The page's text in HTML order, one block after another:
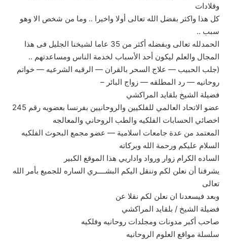
وقلادات
كل هذا واكثر بفضل الله تعالى أولا واخيرا .. وما من شخص الا وهو
سبب ..
الحمدلله تعالى وبفضله أكثر من 35 عاما لشيخنا الجليل فى هذا
المجال والعلم ليكون أحد الأسباب لخدمة الناس ومساعدتهم ..
(جلب الحبيب — علاج السحر بالقران — الرقيه الشرعيه — خواتم
روحانيه — رد المطلقه — زواج البائر –
فضيلة الشيخ بلقايد المراكشي
عضو الاتحاد العالمي للفلكيين والروحانيين بفرنسا بعضويه رقم 245
اخصائي الحسابات الفلكيه والطب الروحاني والمعالجه
المعتمد من عدة جامعات اسلامية — عضو مجمع البحوث الفلكيه
السلام عليكم ورحمة الله وبركاته
الساده الكرام زوار ورواد واداريي هذا الموقع الكبير
يشرفنا أن نعلن لكم وننقل اليكم البشــــري الساره للجميع بأمر الله
تعالى
وبعد فيسعدنا ان نعلن لكم نقلا عن
فضيلة الشيخ / بلقايد المراكشي
صاحب أكبر مدونات ومجلدات روحانيه وفلكيه
سلسلة مواقع العلوم الروحانيه